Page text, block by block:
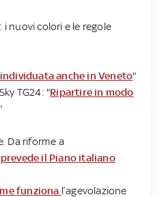
: i nuovi colori e le regole
anche in Veneto"
TG24: "Ripartire in modo
"
Da riforme a
prevede il Piano italiano
funziona l’agevolazione